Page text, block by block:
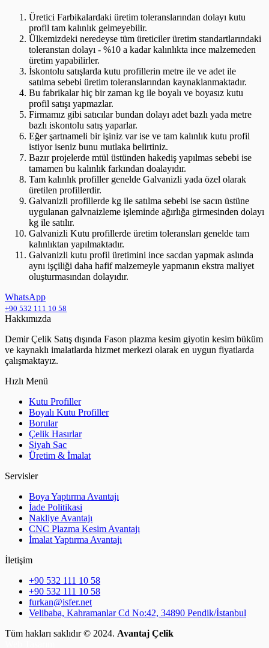
Üretici Farbikalardaki üretim toleranslarından dolayı kutu
profil tam kalınlık gelmeyebilir.
Ülkemizdeki neredeyse tüm üreticiler üretim standartlarındaki
toleranstan dolayı - %10 a kadar kalınlıkta ince malzemeden
üretim yapabilirler.
İskontolu satışlarda kutu profillerin metre ile ve adet ile
satılma sebebi üretim toleranslarından kaynaklanmaktadır.
Bu fabrikalar hiç bir zaman kg ile boyalı ve boyasız kutu
profil satışı yapmazlar.
Firmamız gibi satıcılar bundan dolayı adet bazlı yada metre
bazlı iskontolu satış yaparlar.
Eğer şartnameli bir işiniz var ise ve tam kalınlık kutu profil
istiyor iseniz bunu mutlaka belirtiniz.
Bazır projelerde mtül üstünden hakediş yapılmas sebebi ise
tamamen bu kalınlık farkından doalayıdır.
Tam kalınlık profiller genelde Galvanizli yada özel olarak
üretilen profillerdir.
Galvanizli profillerde kg ile satılma sebebi ise sacın üstüne
uygulanan galvnaizleme işleminde ağırlığa girmesinden dolayı
kg ile satılır.
Galvanizli Kutu profillerde üretim toleransları genelde tam
kalınlıktan yapılmaktadır.
Galvanizli kutu profil üretimini ince sacdan yapmak aslında
aynı işçiliği daha hafif malzemeyle yapmanın ekstra maliyet
oluşturmasından dolayıdır.
WhatsApp
+90 532 111 10 58
Hakkımızda
Demir Çelik Satış dışında Fason plazma kesim giyotin kesim büküm
ve kaynaklı imalatlarda hizmet merkezi olarak en uygun fiyatlarda
çalışmaktayız.
Hızlı Menü
Kutu Profiller
Boyalı Kutu Profiller
Borular
Çelik Hasırlar
Siyah Sac
Üretim & İmalat
Servisler
Boya Yaptırma Avantajı
İade Politikasi
Nakliye Avantajı
CNC Plazma Kesim Avantajı
İmalat Yaptırma Avantajı
İletişim
+90 532 111 10 58
+90 532 111 10 58
furkan@isfer.net
Velibaba, Kahramanlar Cd No:42, 34890 Pendik/İstanbul
Tüm hakları saklıdır © 2024. Avantaj Çelik